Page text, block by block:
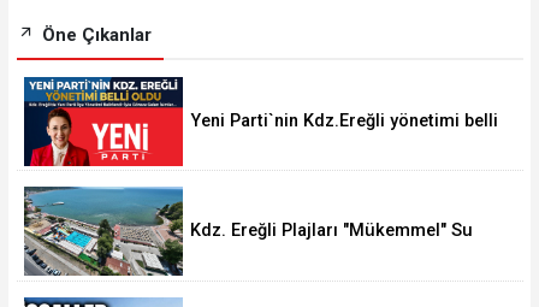
Öne Çıkanlar
Yeni Parti`nin Kdz.Ereğli yönetimi belli
Kdz. Ereğli Plajları "Mükemmel" Su